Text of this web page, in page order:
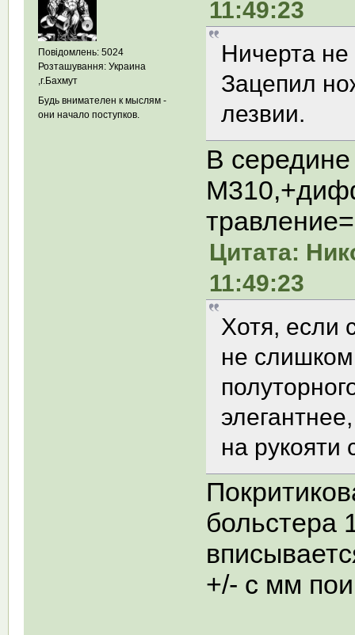
Повідомлень: 5024
Розташування: Украина
,г.Бахмут
Будь внимателен к мыслям -
они начало поступков.
11:49:23
Ничерта
Зацепил
лезвии.
В
Цитата:
11:49:23
Хотя, если
не
на рукояти
+/- с мм